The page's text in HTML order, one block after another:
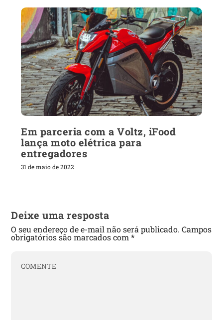
Em parceria com a Voltz, iFood
lança moto elétrica para
entregadores
31 de maio de 2022
Deixe uma resposta
O seu endereço de e-mail não será publicado. Campos
obrigatórios são marcados com*